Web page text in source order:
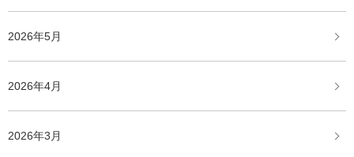
2026年5月
2026年4月
2026年3月